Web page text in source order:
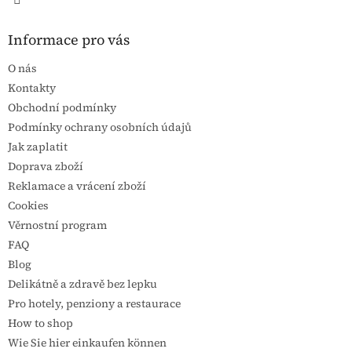
Informace pro vás
O nás
Kontakty
Obchodní podmínky
Podmínky ochrany osobních údajů
Jak zaplatit
Doprava zboží
Reklamace a vrácení zboží
Cookies
Věrnostní program
FAQ
Blog
Delikátně a zdravě bez lepku
Pro hotely, penziony a restaurace
How to shop
Wie Sie hier einkaufen können